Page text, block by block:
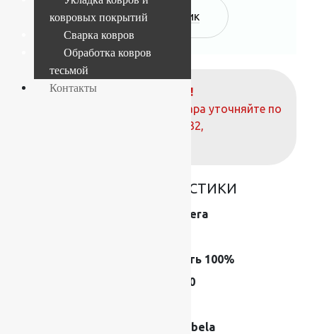
Купить в 1 клик
ВНИМАНИЕ!
О наличие и стоимости товара уточняйте по
+7 (812) 377-09-32,
ОСНОВНЫЕ ХАРАКТЕРИСТИКИ
Premiera
Шерсть 100%
500000
Moldabela
ковровых покрытий
Сварка ковров
Обработка ковров
тесьмой
Контакты